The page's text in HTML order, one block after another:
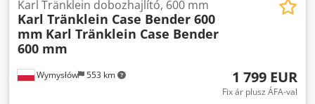
Wymysłów 553 km
Karl Tränklein dobozhajlító, 600 mm
Karl Tränklein Case Bender 600
mm Karl Tränklein Case Bender
600 mm
1 799 EUR
Fix ár plusz ÁFA-val